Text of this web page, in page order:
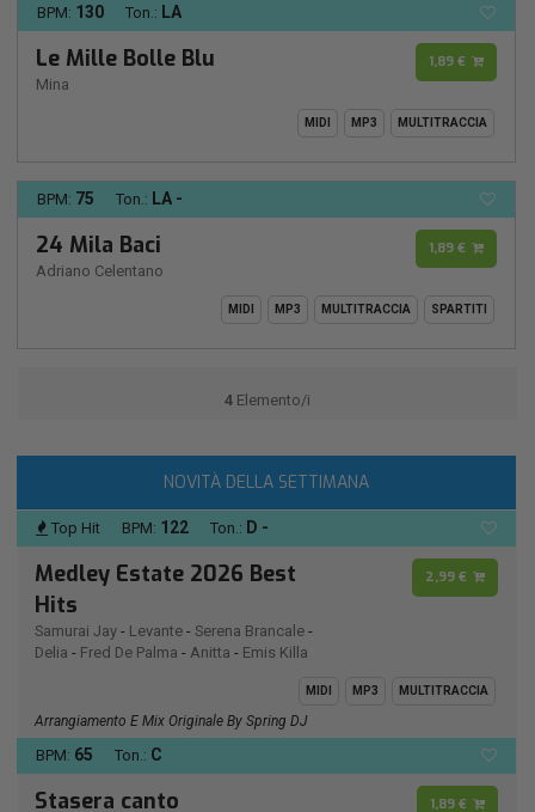
BPM: 130 Ton.: LA
Le Mille Bolle Blu
Mina
1,89 €
MIDI MP3 MULTITRACCIA
BPM: 75 Ton.: LA -
24 Mila Baci
Adriano Celentano
1,89 €
MIDI MP3 MULTITRACCIA SPARTITI
4 Elemento/i
NOVITÀ DELLA SETTIMANA
Top Hit BPM: 122 Ton.: D -
Medley Estate 2026 Best
Hits
Samurai Jay - Levante - Serena Brancale -
Delia - Fred De Palma - Anitta - Emis Killa
2,99 €
MIDI MP3 MULTITRACCIA
Arrangiamento E Mix Originale By Spring DJ
BPM: 65 Ton.: C
Stasera canto 1,89 €